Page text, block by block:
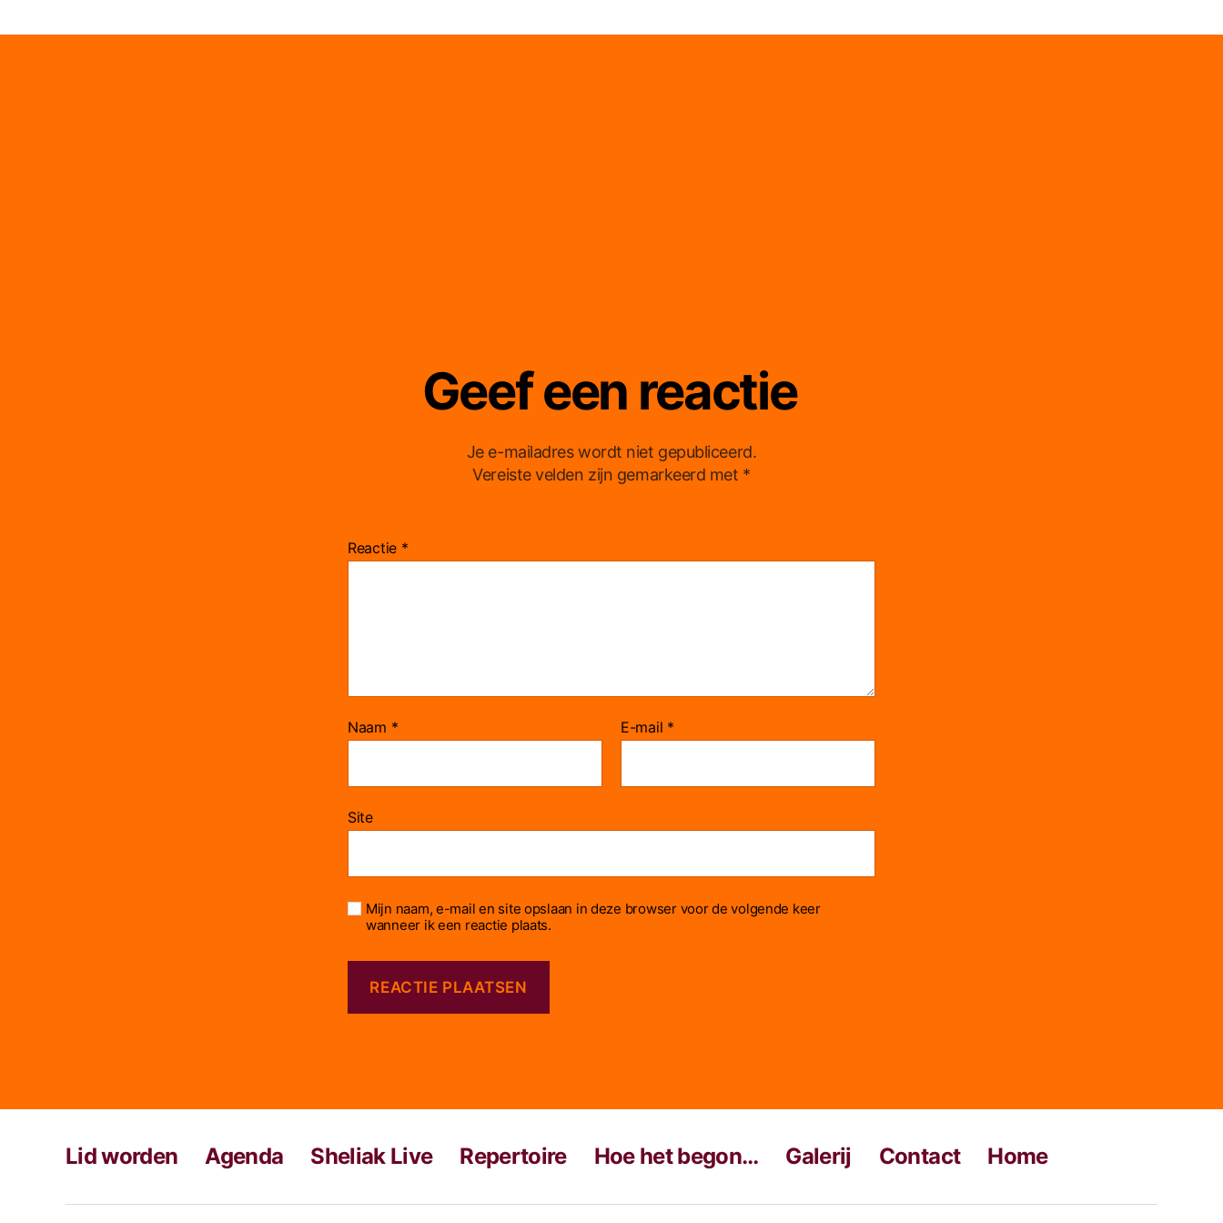
0
Geef een reactie
Je e-mailadres wordt niet gepubliceerd.
Vereiste velden zijn gemarkeerd met *
Reactie *
Naam * E-mail *
Site
Mijn naam, e-mail en site opslaan in deze browser voor de volgende keer
wanneer ik een reactie plaats.
Lid worden Agenda Sheliak Live Repertoire Hoe het begon… Galerij Contact Home